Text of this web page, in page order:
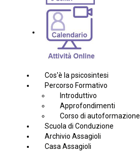
Cos'è la psicosintesi
Percorso Formativo
Introduttivo
Approfondimenti
Corso di autoformazione
Scuola di Conduzione
Archivio Assagioli
Casa Assagioli